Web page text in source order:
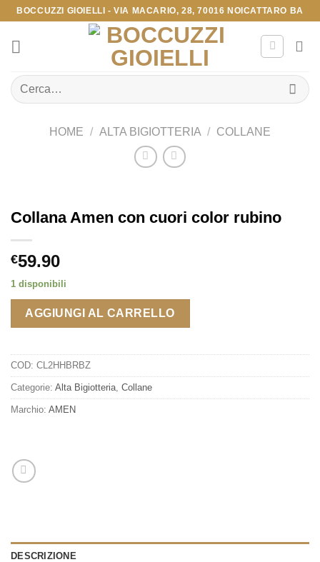
Salta
contenuti
BOCCUZZI GIOIELLI - VIA MACARIO, 28, 70016 NOICATTARO BA
Cerca:
HOME / ALTA BIGIOTTERIA / COLLANE
Collana Amen con cuori color rubino
€59.90
1 disponibili
AGGIUNGI AL CARRELLO
COD: CL2HHBRBZ
Categorie: Alta Bigiotteria Collane
Marchio: AMEN
DESCRIZIONE